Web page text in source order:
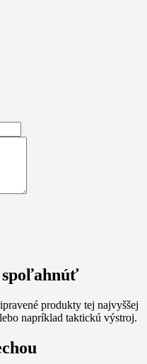
spoľahnúť
produkty tej najvyššej
napríklad taktickú výstroj.